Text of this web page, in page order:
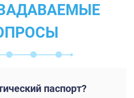
паспорт?